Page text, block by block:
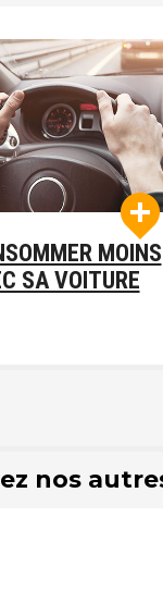
MOINS
SA VOITURE
nos